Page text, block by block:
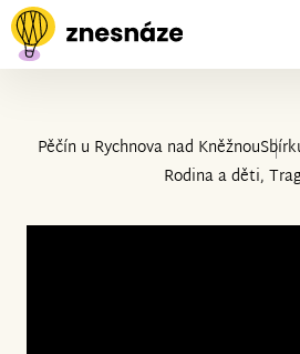
Pěčín u Rychnova nad Kněžnou
Rodina a děti,